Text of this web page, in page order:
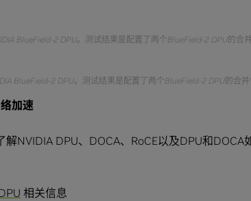
BlueField-2 DPU。测试结果是配置了两个BlueField-2 DPU的合并
BlueField-2 DPU。测试结果是配置了两个BlueField-2 DPU的合并
加速
NVIDIA DPU、DOCA、RoCE以及DPU和
相关信息